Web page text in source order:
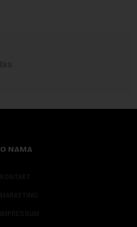
O NAMA
KONTAKT
MARKETING
IMPRESSUM